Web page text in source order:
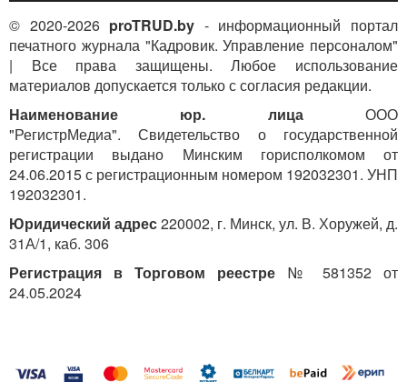
© 2020-2026 proTRUD.by - информационный портал
печатного журнала "Кадровик. Управление персоналом"
| Все права защищены. Любое использование
материалов допускается только с согласия редакции.
Наименование юр. лицаООО
"РегистрМедиа". Свидетельство о государственной
регистрации выдано Минским горисполкомом от
24.06.2015 с регистрационным номером 192032301. УНП
192032301.
Юридический адрес220002, г. Минск, ул. В. Хоружей, д.
31А/1, каб. 306
Регистрация в Торговом реестре № 581352 от
24.05.2024